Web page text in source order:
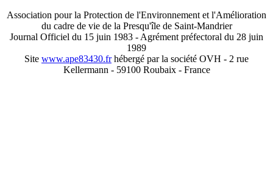
Association pour la Protection de l'Environnement et l'Amélioration
du cadre de vie de la Presqu'île de Saint-Mandrier
Journal Officiel du 15 juin 1983 - Agrément préfectoral du 28 juin
1989
Site www.ape83430.frhébergé par la société OVH - 2 rue
Kellermann - 59100 Roubaix - France